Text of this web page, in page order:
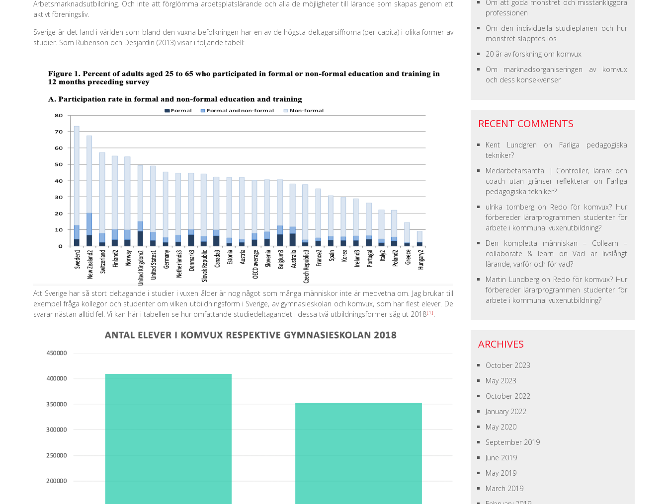
Arbetsmarknadsutbildning. Och inte att förglömma arbetsplatslärande och alla de möjligheter till lärande som skapas genom ett
aktivt föreningsliv.
Sverige är det land i världen som bland den vuxna befolkningen har en av de högsta deltagarsiffrorna (per capita) i olika former av
studier. Som Rubenson och Desjardin (2013) visar i följande tabell:
Att Sverige har så stort deltagande i studier i vuxen ålder är nog något som många människor inte är medvetna om. Jag brukar till
exempel fråga kollegor och studenter om vilken utbildningsform i Sverige, av gymnasieskolan och komvux, som har flest elever. De
svarar nästan alltid fel. Vi kan här i tabellen se hur omfattande studiedeltagandet i dessa två utbildningsformer såg ut 2018[1]
Om att göda monstret och misstänkliggöra
professionen
Om den individuella studieplanen och hur
monstret släpptes lös
20 år av forskning om komvux
Om marknadsorganiseringen av komvux
och dess konsekvenser
RECENT COMMENTS
Kent Lundgren on Farliga pedagogiska
tekniker?
Medarbetarsamtal | Controller, lärare och
coach utan gränser reflekteraron Farliga
pedagogiska tekniker?
ulrika tornbergon Redo för komvux? Hur
förbereder lärarprogrammen studenter för
arbete i kommunal vuxenutbildning?
Den kompletta människan – Collearn –
collaborate & learn onVad är livslångt
lärande, varför och för vad?
Martin Lundbergon Redo för komvux? Hur
förbereder lärarprogrammen studenter för
arbete i kommunal vuxenutbildning?
ARCHIVES
October 2023
May 2023
October 2022
January 2022
May 2020
September 2019
June 2019
May 2019
March 2019